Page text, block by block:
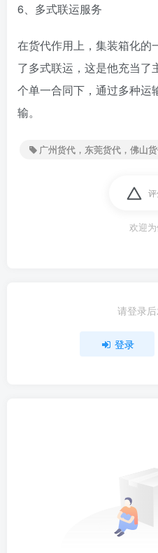
6、多式联运服务
在货代作用上，集装箱化的
了多式联运，这是他充当了
个单一合同下，通过多种运
输。
广州货代，东莞货代，佛山
欢迎
请登录
登录